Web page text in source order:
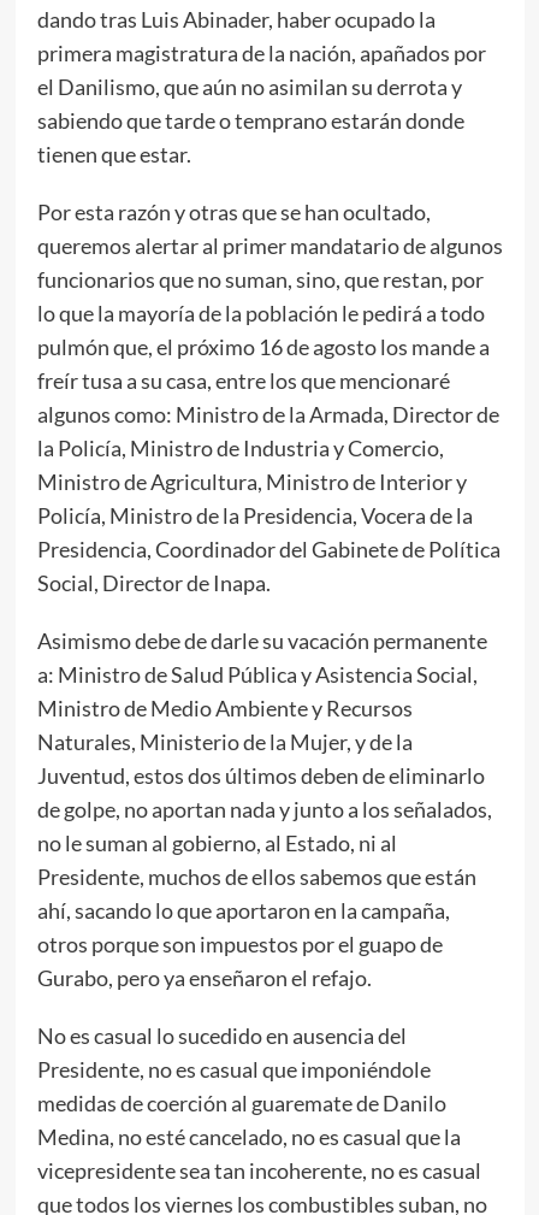
dando tras Luis Abinader, haber ocupado la
primera magistratura de la nación, apañados por
el Danilismo, que aún no asimilan su derrota y
sabiendo que tarde o temprano estarán donde
tienen que estar.
Por esta razón y otras que se han ocultado,
queremos alertar al primer mandatario de algunos
funcionarios que no suman, sino, que restan, por
lo que la mayoría de la población le pedirá a todo
pulmón que, el próximo 16 de agosto los mande a
freír tusa a su casa, entre los que mencionaré
algunos como: Ministro de la Armada, Director de
la Policía, Ministro de Industria y Comercio,
Ministro de Agricultura, Ministro de Interior y
Policía, Ministro de la Presidencia, Vocera de la
Presidencia, Coordinador del Gabinete de Política
Social, Director de Inapa.
Asimismo debe de darle su vacación permanente
a: Ministro de Salud Pública y Asistencia Social,
Ministro de Medio Ambiente y Recursos
Naturales, Ministerio de la Mujer, y de la
Juventud, estos dos últimos deben de eliminarlo
de golpe, no aportan nada y junto a los señalados,
no le suman al gobierno, al Estado, ni al
Presidente, muchos de ellos sabemos que están
ahí, sacando lo que aportaron en la campaña,
otros porque son impuestos por el guapo de
Gurabo, pero ya enseñaron el refajo.
No es casual lo sucedido en ausencia del
Presidente, no es casual que imponiéndole
medidas de coerción al guaremate de Danilo
Medina, no esté cancelado, no es casual que la
vicepresidente sea tan incoherente, no es casual
que todos los viernes los combustibles suban, no